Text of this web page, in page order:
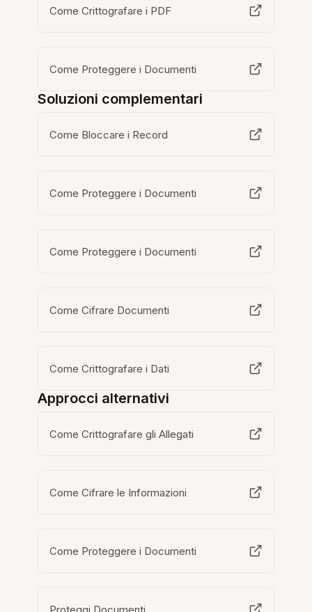
Come Crittografare i PDF
Come Proteggere i Documenti
Soluzioni complementari
Come Bloccare i Record
Come Proteggere i Documenti
Come Proteggere i Documenti
Come Cifrare Documenti
Come Crittografare i Dati
Approcci alternativi
Come Crittografare gli Allegati
Come Cifrare le Informazioni
Come Proteggere i Documenti
Proteggi Documenti